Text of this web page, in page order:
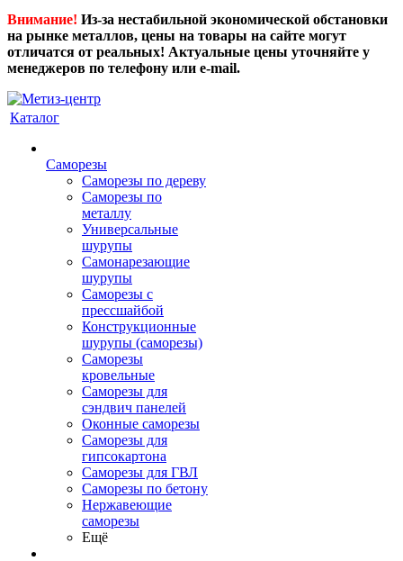
Внимание! Из-за нестабильной экономической обстановки
на рынке металлов, цены на товары на сайте могут
отличатся от реальных! Актуальные цены уточняйте у
менеджеров по телефону или e-mail.
Каталог
Саморезы
Саморезы по дереву
Саморезы по
металлу
Универсальные
шурупы
Самонарезающие
шурупы
Саморезы с
прессшайбой
Конструкционные
шурупы (саморезы)
Саморезы
кровельные
Саморезы для
сэндвич панелей
Оконные саморезы
Саморезы для
гипсокартона
Саморезы для ГВЛ
Саморезы по бетону
Нержавеющие
саморезы
Ещё